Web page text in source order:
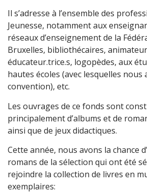
Il s’adresse à l’ensemble des
Jeunesse, notamment aux
réseaux d’enseignement de la
Bruxelles, bibliothécaires,
éducateur.trice.s, logopèdes, aux
hautes écoles (avec lesquelles nous
convention), etc.
Les ouvrages de ce fonds sont
principalement d’albums et de
ainsi que de jeux didactiques.
Cette année, nous avons la chance
romans de la sélection qui ont été
rejoindre la collection de livres en
exemplaires: